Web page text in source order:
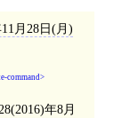
月28日(月)
command
年8月